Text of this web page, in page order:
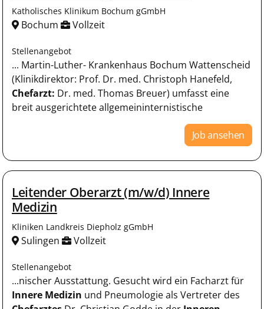
Katholisches Klinikum Bochum gGmbH
Bochum Vollzeit
Stellenangebot
... Martin-Luther- Krankenhaus Bochum Wattenscheid
(Klinikdirektor: Prof. Dr. med. Christoph Hanefeld,
Chefarzt: Dr. med. Thomas Breuer) umfasst eine
breit ausgerichtete allgemeininternistische
Job ansehen
Leitender Oberarzt (m/w/d) Innere
Medizin
Kliniken Landkreis Diepholz gGmbH
Sulingen Vollzeit
Stellenangebot
...nischer Ausstattung. Gesucht wird ein Facharzt für
Innere Medizin und Pneumologie als Vertreter des